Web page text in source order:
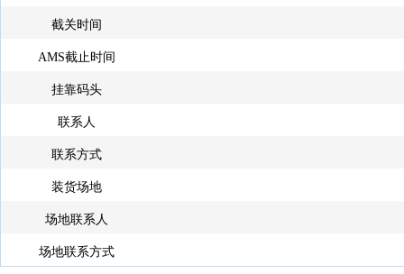
截关时间
AMS截止时间
挂靠码头
联系人
联系方式
装货场地
场地联系人
场地联系方式